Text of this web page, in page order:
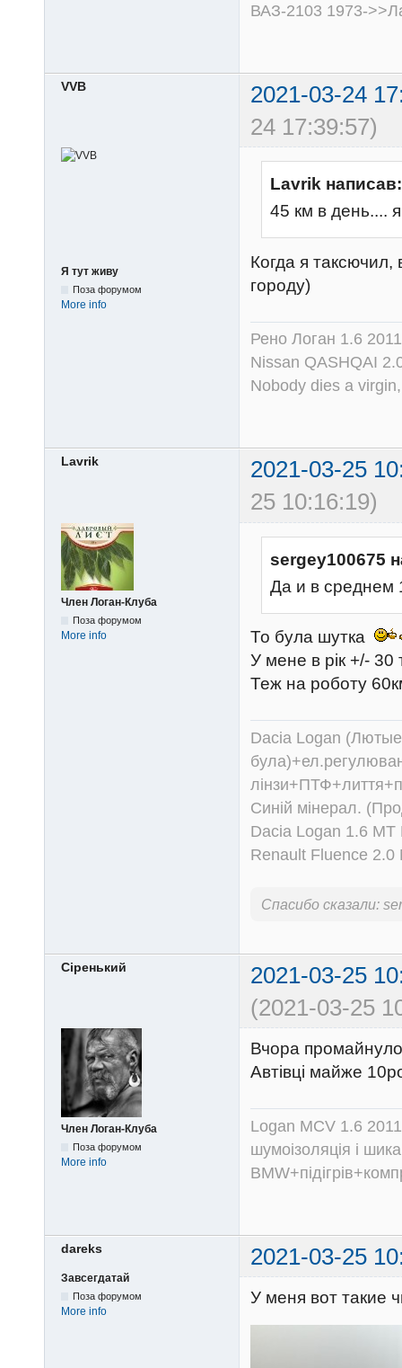
ВАЗ-2103 1973-
VVB
2021-03-24
24 17:39:57)
Я тут живу
Поза форумом
More info
Lavrik написав:
45 км в день....
Когда я
городу)
Рено Логан 1.6
Nissan QASHQAI
Nobody dies a
Lavrik
2021-03-25
25 10:16:19)
Член Логан-Клуба
Поза форумом
More info
sergey100675
Да и в среднем
То була шутка
У мене в рік +/- 30
Теж на роботу
Dacia Logan
Синій мінерал.
Dacia Logan 1.6 MT
Renault Fluence
Спасибо сказали:
Сіренький
2021-03-25
(2021-03-25
Член Логан-Клуба
Поза форумом
More info
Вчора
Автівці майже
Logan MCV 1.6
шумоізоляція і
dareks 2021-03-25
Завсегдатай
Поза форумом
More info
У меня вот такие